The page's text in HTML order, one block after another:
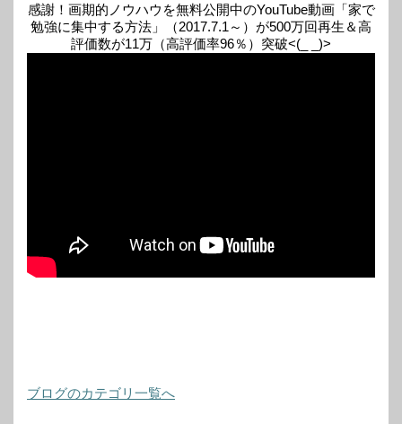
感謝！画期的ノウハウを無料公開中のYouTube動画「家で
勉強に集中する方法」（2017.7.1～）が500万回再生＆高
評価数が11万（高評価率96％）突破<(_ _)>
ブログのカテゴリ一覧へ